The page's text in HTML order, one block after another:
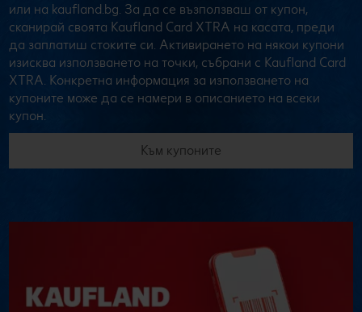
или на kaufland.bg. За да се възползваш от купон,
сканирай своята Kaufland Card XTRA на касата, преди
да заплатиш стоките си. Активирането на някои купони
изисква използването на точки, събрани с Kaufland Card
XTRA. Конкретна информация за използването на
купоните може да се намери в описанието на всеки
купон.
Към купоните